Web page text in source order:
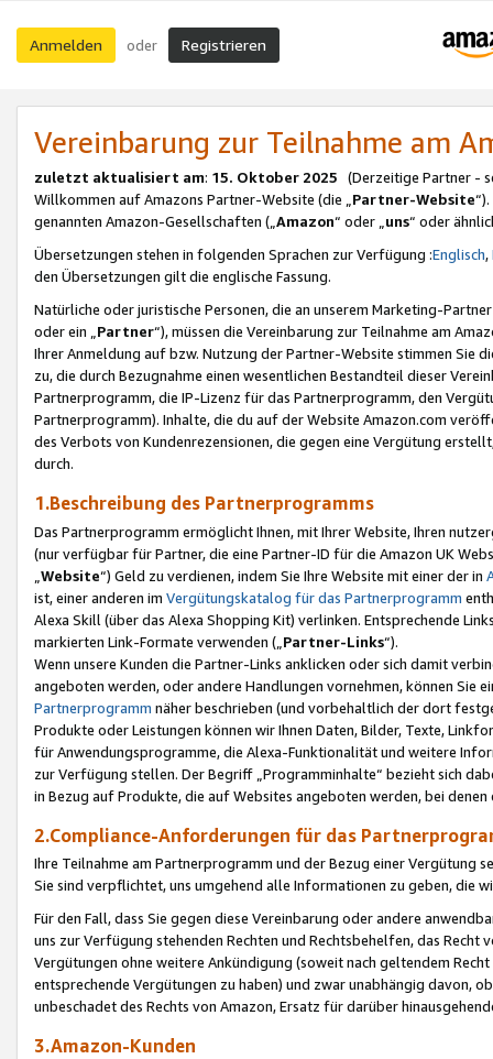
Anmelden oder Registrieren
Vereinbarung zur Teilnahme am
zuletzt aktualisiert am: 15. Oktober 2025 (Derzeitige Partner -
Willkommen auf Amazons Partner-Website (die „Partner-Website
genannten Amazon-Gesellschaften („Amazon“ oder „uns“ oder
Übersetzungen stehen in folgenden Sprachen zur Verfügung :Englisch,
den Übersetzungen gilt die englische Fassung.
Natürliche oder juristische Personen, die an unserem Marketing-
oder ein „Partner“), müssen die Vereinbarung zur Teilnahme am
Ihrer Anmeldung auf bzw. Nutzung der Partner-Website stimmen Sie
zu, die durch Bezugnahme einen wesentlichen Bestandteil dieser
Partnerprogramm, die IP-Lizenz für das Partnerprogramm, den
Partnerprogramm). Inhalte, die du auf der Website Amazon.com
des Verbots von Kundenrezensionen, die gegen eine Vergütung
durch.
1.Beschreibung des Partnerprogramms
Das Partnerprogramm ermöglicht Ihnen, mit Ihrer Website, Ihren
(nur verfügbar für Partner, die eine Partner-ID für die Amazon UK
Website“) Geld zu verdienen, indem Sie Ihre Website mit einer der in
ist, einer anderen im Vergütungskatalog für das Partnerprogramm
Alexa Skill (über das Alexa Shopping Kit) verlinken. Entsprechende
markierten Link-Formate verwenden („ Partner-Links“).
Wenn unsere Kunden die Partner-Links anklicken oder sich damit
angeboten werden, oder andere Handlungen vornehmen, können Sie
Partnerprogramm näher beschrieben (und vorbehaltlich der dort
Produkte oder Leistungen können wir Ihnen Daten, Bilder, Texte,
für Anwendungsprogramme, die Alexa-Funktionalität und weitere
zur Verfügung stellen. Der Begriff „Programminhalte“ bezieht sich
in Bezug auf Produkte, die auf Websites angeboten werden, bei
2.Compliance-Anforderungen für das
Ihre Teilnahme am Partnerprogramm und der Bezug einer Vergütung
Sie sind verpflichtet, uns umgehend alle Informationen zu geben, die
Für den Fall, dass Sie gegen diese Vereinbarung oder andere
uns zur Verfügung stehenden Rechten und Rechtsbehelfen, das
Vergütungen ohne weitere Ankündigung (soweit nach geltendem
entsprechende Vergütungen zu haben) und zwar unabhängig davon,
unbeschadet des Rechts von Amazon, Ersatz für darüber
3.Amazon-Kunden